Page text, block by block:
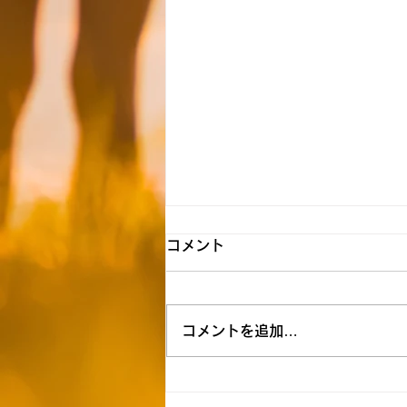
(変更有)【新所沢】☆8月10
日（月）送迎時間お知らせ☆
ては下記リンクを参照ください
↓★
コメント
コメントを追加…